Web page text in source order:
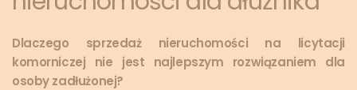
Dlaczego sprzedaż nieruchomości na licytacji
komorniczej nie jest najlepszym rozwiązaniem dla
osoby zadłużonej?